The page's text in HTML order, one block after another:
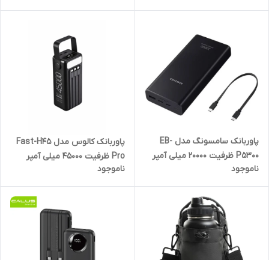
پاوربانک سامسونگ مدل EB-
P5300 ظرفیت 20000 میلی آمپر
ساعت
ناموجود
پاوربانک کالوس مدل Fast-H45
Pro ظرفیت 45000 میلی‌ آمپر
ساعت
ناموجود